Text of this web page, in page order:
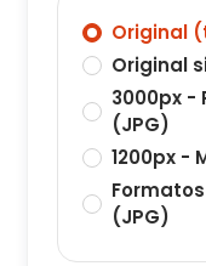
Original
Original
3000px -
(JPG)
1200px -
(JPG)